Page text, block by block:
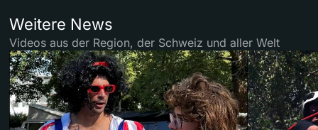
Weitere News
Videos aus der Region, der Schweiz und aller Welt